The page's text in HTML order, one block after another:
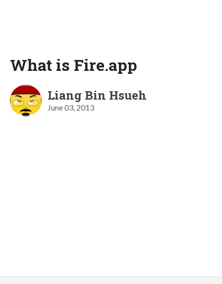
What is Fire.app
Liang Bin Hsueh
June 03, 2013